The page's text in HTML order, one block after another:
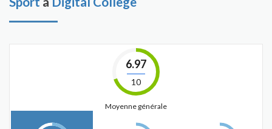
6.97
10
Moyenne générale